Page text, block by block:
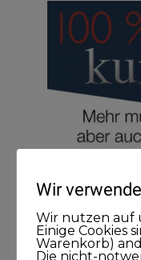
Wir
Wir nutzen auf
Einige Cookies
Warenkorb)
Die nicht-